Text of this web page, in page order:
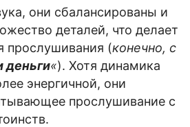
они сбалансированы и
деталей, что делает
прослушивания (конечно, с
деньги«). Хотя динамика
энергичной, они
прослушивание с